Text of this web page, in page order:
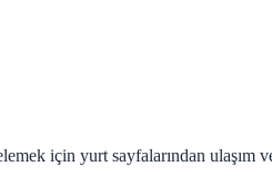
için yurt sayfalarından ulaşım